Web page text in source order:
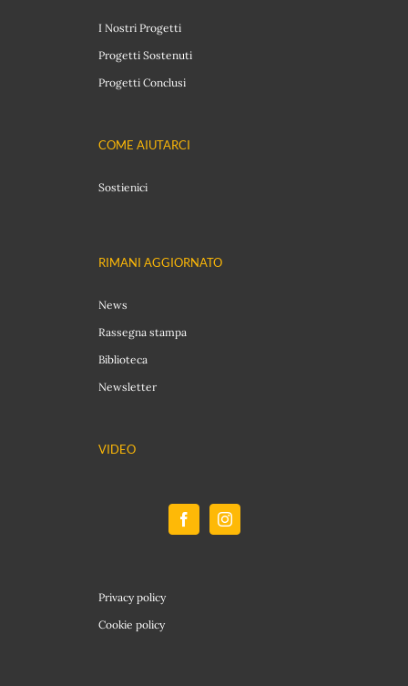
I Nostri Progetti
Progetti Sostenuti
Progetti Conclusi
COME AIUTARCI
Sostienici
RIMANI AGGIORNATO
News
Rassegna stampa
Biblioteca
Newsletter
VIDEO
Privacy policy
Cookie policy